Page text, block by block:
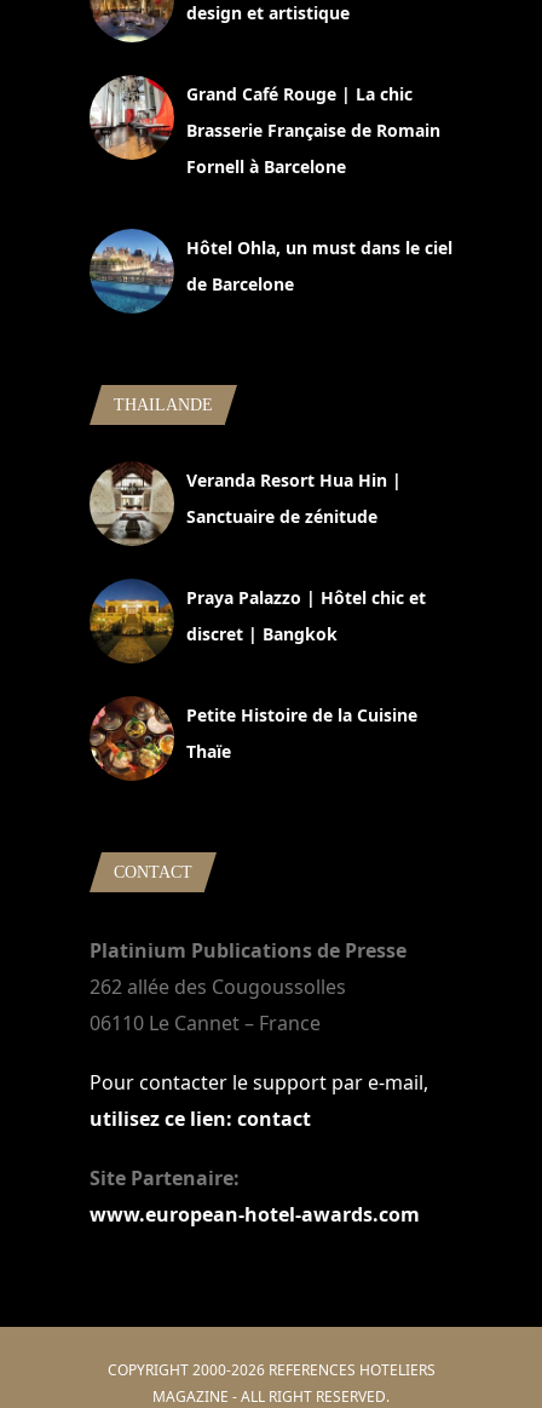
design et artistique
Grand Café Rouge | La chic
Brasserie Française de Romain
Fornell à Barcelone
Hôtel Ohla, un must dans le ciel
de Barcelone
THAILANDE
Veranda Resort Hua Hin |
Sanctuaire de zénitude
Praya Palazzo | Hôtel chic et
discret | Bangkok
Petite Histoire de la Cuisine
Thaïe
CONTACT
Platinium Publications de Presse
262 allée des Cougoussolles
06110 Le Cannet – France
Pour contacter le support par e-mail,
utilisez ce lien: contact
Site Partenaire:
www.european-hotel-awards.com
COPYRIGHT 2000-2026 REFERENCES HOTELIERS
MAGAZINE - ALL RIGHT RESERVED.